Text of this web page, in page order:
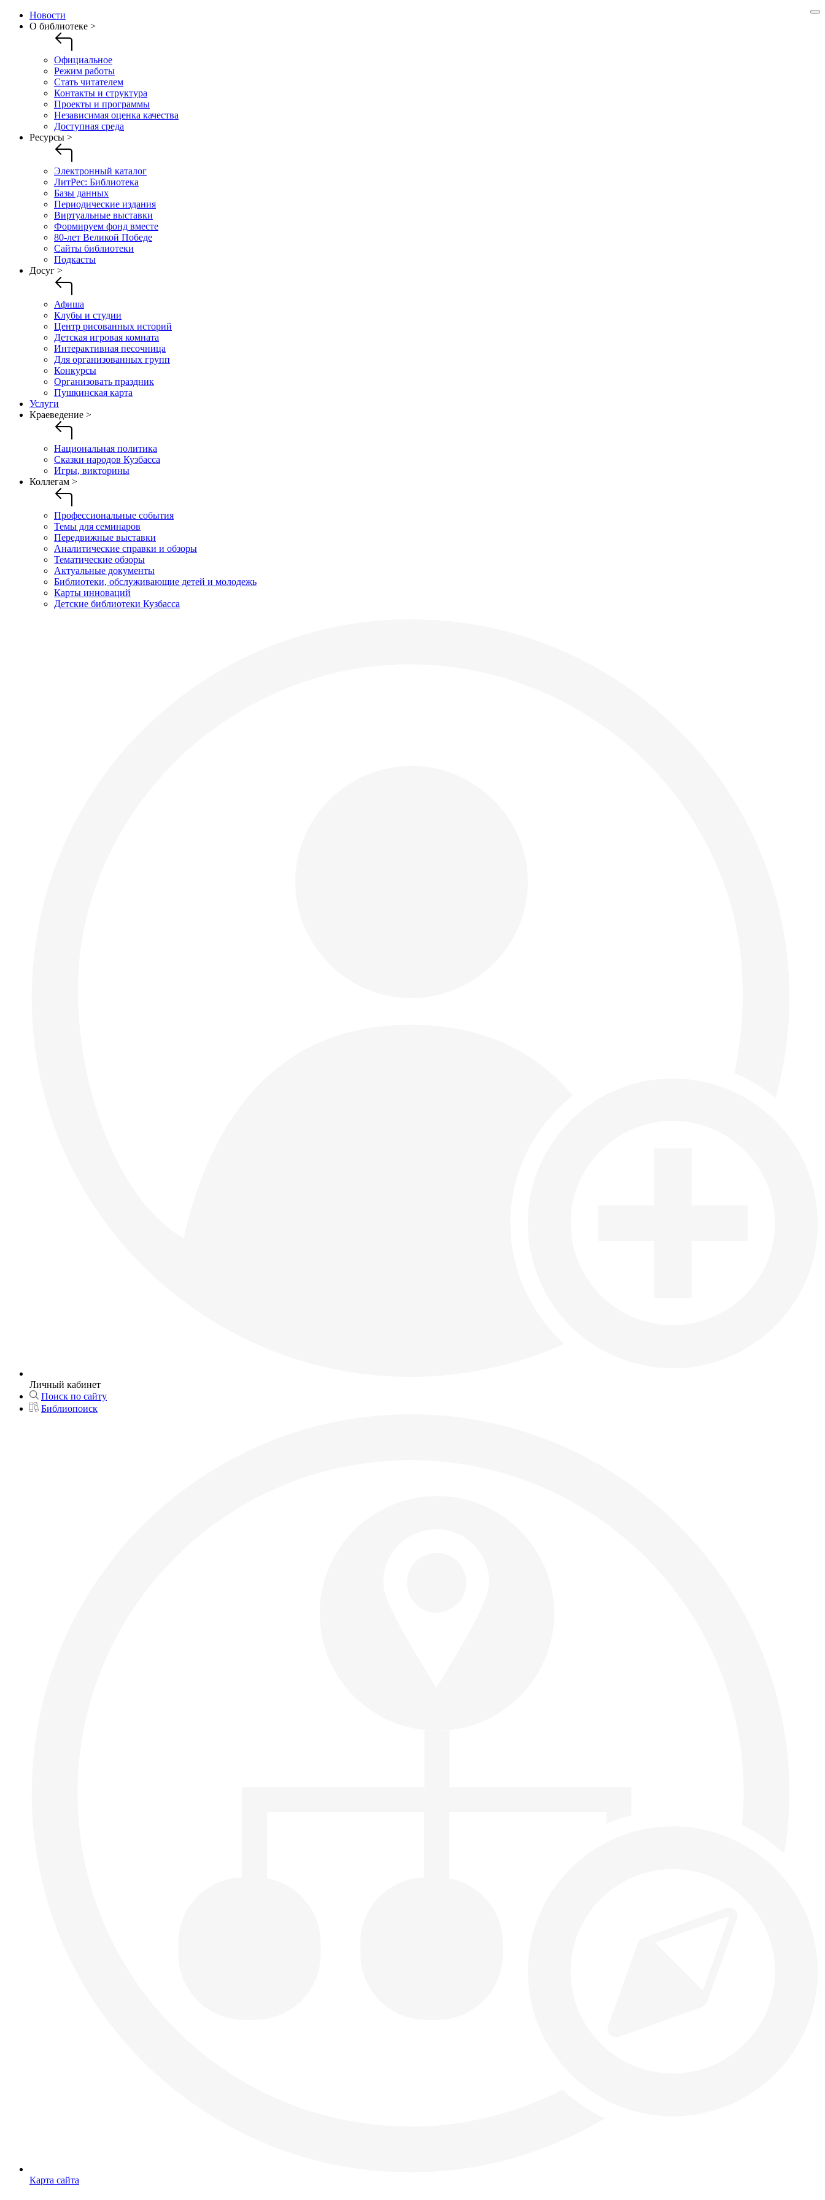
Новости
О библиотеке >
Официальное
Режим работы
Стать читателем
Контакты и структура
Проекты и программы
Независимая оценка качества
Доступная среда
Ресурсы >
Электронный каталог
ЛитРес: Библиотека
Базы данных
Периодические издания
Виртуальные выставки
Формируем фонд вместе
80-лет Великой Победе
Сайты библиотеки
Подкасты
Досуг >
Афиша
Клубы и студии
Центр рисованных историй
Детская игровая комната
Интерактивная песочница
Для организованных групп
Конкурсы
Организовать праздник
Пушкинская карта
Услуги
Краеведение >
Национальная политика
Сказки народов Кузбасса
Игры, викторины
Коллегам >
Профессиональные события
Темы для семинаров
Передвижные выставки
Аналитические справки и обзоры
Тематические обзоры
Актуальные документы
Библиотеки, обслуживающие детей и молодежь
Карты инноваций
Детские библиотеки Кузбасса
Личный кабинет
Поиск по сайту
Библиопоиск
Карта сайта